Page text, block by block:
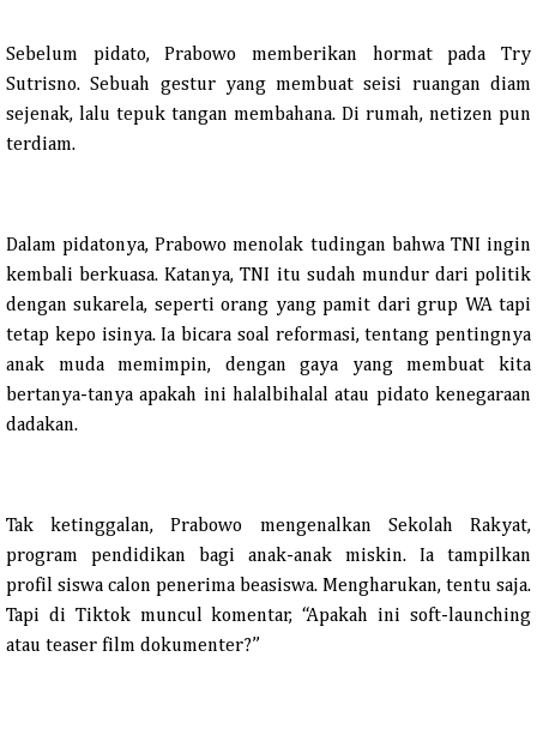
Sebelum pidato, Prabowo memberikan hormat pada Try
Sutrisno. Sebuah gestur yang membuat seisi ruangan diam
sejenak, lalu tepuk tangan membahana. Di rumah, netizen pun
terdiam.
Dalam pidatonya, Prabowo menolak tudingan bahwa TNI ingin
kembali berkuasa. Katanya, TNI itu sudah mundur dari politik
dengan sukarela, seperti orang yang pamit dari grup WA tapi
tetap kepo isinya. Ia bicara soal reformasi, tentang pentingnya
anak muda memimpin, dengan gaya yang membuat kita
bertanya-tanya apakah ini halalbihalal atau pidato kenegaraan
dadakan.
Tak ketinggalan, Prabowo mengenalkan Sekolah Rakyat,
program pendidikan bagi anak-anak miskin. Ia tampilkan
profil siswa calon penerima beasiswa. Mengharukan, tentu saja.
Tapi di Tiktok muncul komentar, “Apakah ini soft-launching
atau teaser film dokumenter?”